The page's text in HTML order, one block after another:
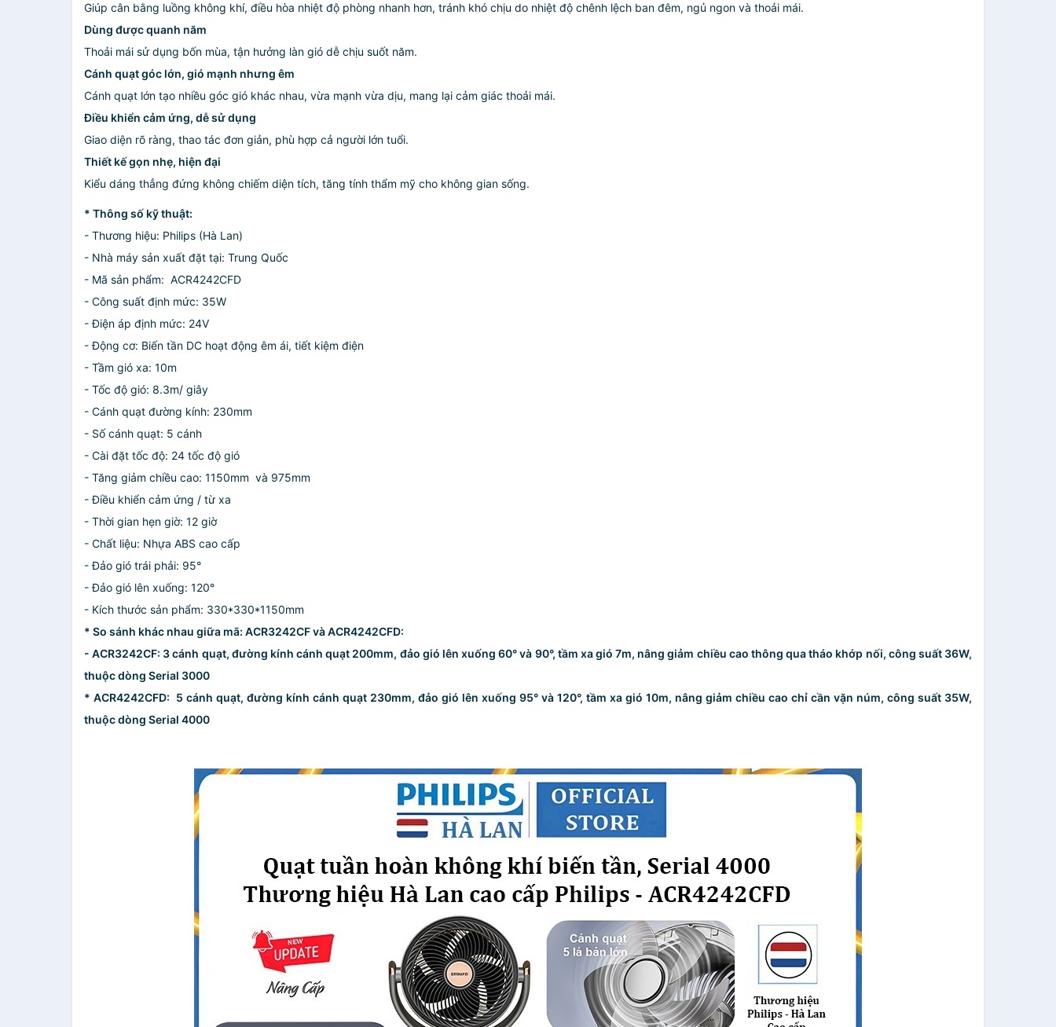
Giúp cân bằng luồng không khí, điều hòa nhiệt độ phòng nhanh hơn, tránh khó chịu do nhiệt độ chênh lệch ban đêm, ngủ ngon và thoải mái.
Dùng được quanh năm
Thoải mái sử dụng bốn mùa, tận hưởng làn gió dễ chịu suốt năm.
Cánh quạt góc lớn, gió mạnh nhưng êm
Cánh quạt lớn tạo nhiều góc gió khác nhau, vừa mạnh vừa dịu, mang lại cảm giác thoải mái.
Điều khiển cảm ứng, dễ sử dụng
Giao diện rõ ràng, thao tác đơn giản, phù hợp cả người lớn tuổi.
Thiết kế gọn nhẹ, hiện đại
Kiểu dáng thẳng đứng không chiếm diện tích, tăng tính thẩm mỹ cho không gian sống.
* Thông số kỹ thuật:
- Thương hiệu: Philips (Hà Lan)
- Nhà máy sản xuất đặt tại: Trung Quốc
- Mã sản phẩm: ACR4242CFD
- Công suất định mức: 35W
- Điện áp định mức: 24V
- Động cơ: Biến tần DC hoạt động êm ái, tiết kiệm điện
- Tầm gió xa: 10m
- Tốc độ gió: 8.3m/ giây
- Cánh quạt đường kính: 230mm
- Số cánh quạt: 5 cánh
- Cài đặt tốc độ: 24 tốc độ gió
- Tăng giảm chiều cao: 1150mm và 975mm
- Điều khiển cảm ứng / từ xa
- Thời gian hẹn giờ: 12 giờ
- Chất liệu: Nhựa ABS cao cấp
- Đảo gió trái phải: 95°
- Đảo gió lên xuống: 120°
- Kích thước sản phẩm: 330*330*1150mm
* So sánh khác nhau giữa mã: ACR3242CF và ACR4242CFD:
- ACR3242CF: 3 cánh quạt, đường kính cánh quạt 200mm, đảo gió lên xuống 60° và 90°, tầm xa gió 7m, nâng giảm chiều cao thông qua tháo khớp nối, công suất 36W,
thuộc dòng Serial 3000
* ACR4242CFD: 5 cánh quạt, đường kính cánh quạt 230mm, đảo gió lên xuống 95° và 120°, tầm xa gió 10m, nâng giảm chiều cao chỉ cần vặn núm, công suất 35W,
thuộc dòng Serial 4000